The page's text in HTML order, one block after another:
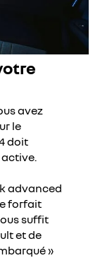
avez
le
doit
advanced
forfait
suffit
et de
»